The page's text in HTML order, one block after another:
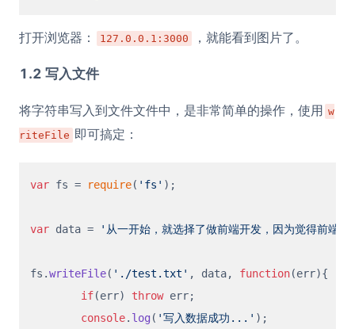
打开浏览器： 127.0.0.1:3000 ，就能看到图片了。
1.2 写入文件
将字符串写入到文件文件中，是非常简单的操作，使用 w
riteFile 即可搞定：
var fs = require( 'fs' );
var data = '从一开始，就选择了做前端开发，因为觉得前端
fs.writeFile( './test.txt' , data, function(err){
if(err) throw err;
console. log ( '写入数据成功...' );